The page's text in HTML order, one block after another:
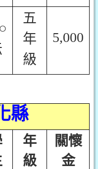
五
年
級
5,000
縣
年
級
關懷
金